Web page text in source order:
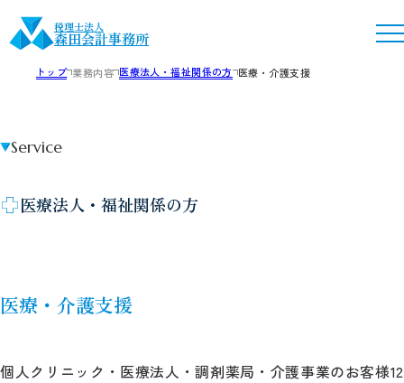
税理士法人
森田会計事務所
トップ 業務内容 医療法人・福祉関係の方 医療・介護支援
医療法人・福祉関係の方
Service
医療・介護支援
個人クリニック・医療法人・調剤薬局・介護事業のお客様12